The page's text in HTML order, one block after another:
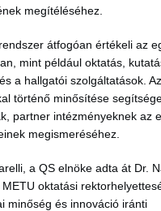
megítéléséhez.
átfogóan értékeli az
mint például oktatás,
a hallgatói szolgáltatások. Az
történő minősítése
partner intézményeknek az
megismeréséhez.
a QS elnöke adta át Dr.
oktatási
minőség és innováció iránti